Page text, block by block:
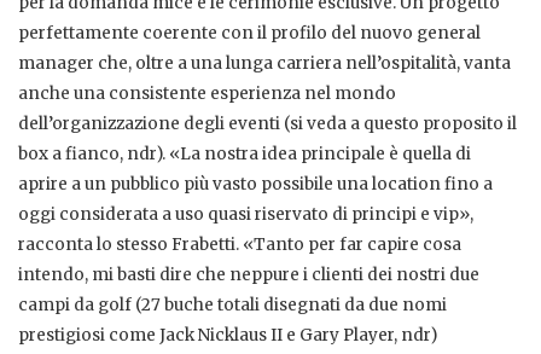
perfettamente coerente con il profilo del nuovo general
manager che, oltre a una lunga carriera nell’ospitalità, vanta
anche una consistente esperienza nel mondo
dell’organizzazione degli eventi (si veda a questo proposito il
box a fianco, ndr). «La nostra idea principale è quella di
aprire a un pubblico più vasto possibile una location fino a
oggi considerata a uso quasi riservato di principi e vip»,
racconta lo stesso Frabetti. «Tanto per far capire cosa
intendo, mi basti dire che neppure i clienti dei nostri due
campi da golf (27 buche totali disegnati da due nomi
prestigiosi come Jack Nicklaus II e Gary Player, ndr)